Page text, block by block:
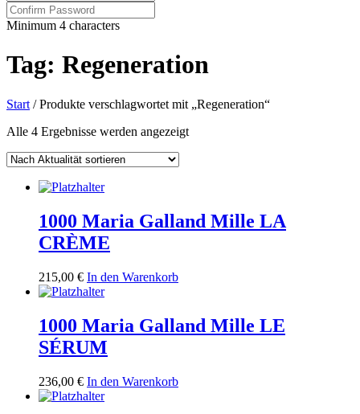
Minimum 4 characters
Tag: Regeneration
Start / Produkte verschlagwortet mit „Regeneration“
Alle 4 Ergebnisse werden angezeigtNach
1000 Maria Galland Mille LA
CRÈME
215,00 € In den Warenkorb
1000 Maria Galland Mille LE
SÉRUM
236,00 € In den Warenkorb